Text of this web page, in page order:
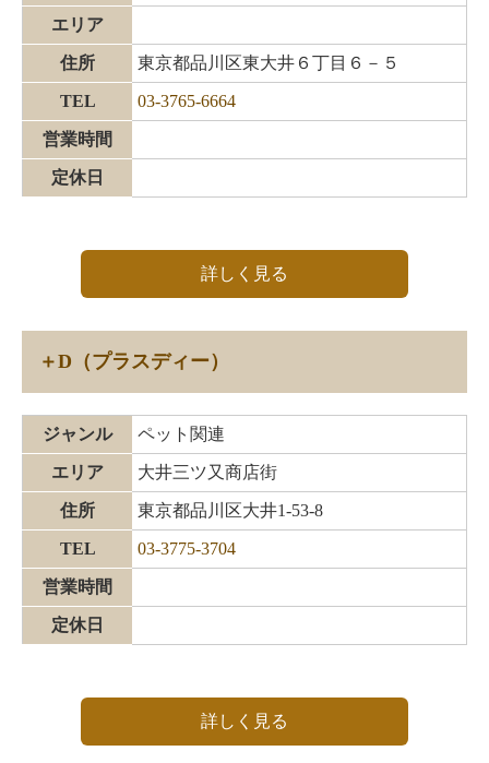
エリア
住所 東京都品川区東大井６丁目６－５
TEL 03-3765-6664
営業時間
定休日
詳しく見る
＋D（プラスディー）
ジャンル ペット関連
エリア 大井三ツ又商店街
住所 東京都品川区大井1-53-8
TEL 03-3775-3704
営業時間
定休日
詳しく見る